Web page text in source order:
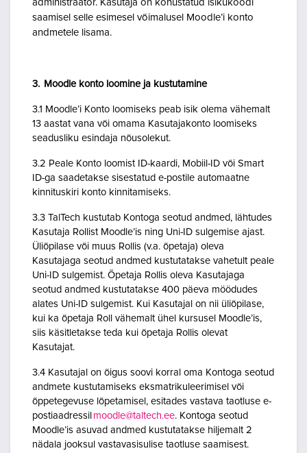
administraator. Kasutaja on kohustatud isikukoodi
saamisel selle esimesel võimalusel Moodle’i konto
andmetele lisama.
3. Moodle konto loomine ja kustutamine
3.1 Moodle’i Konto loomiseks peab isik olema vähemalt
13 aastat vana või omama Kasutajakonto loomiseks
seadusliku esindaja nõusolekut.
3.2 Peale Konto loomist ID-kaardi, Mobiil-ID või Smart
ID-ga saadetakse sisestatud e-postile automaatne
kinnituskiri konto kinnitamiseks.
3.3 TalTech kustutab Kontoga seotud andmed, lähtudes
Kasutaja Rollist Moodle’is ning Uni-ID sulgemise ajast.
Üliõpilase või muus Rollis (v.a. õpetaja) oleva
Kasutajaga seotud andmed kustutatakse vahetult peale
Uni-ID sulgemist. Õpetaja Rollis oleva Kasutajaga
seotud andmed kustutatakse 400 päeva möödudes
alates Uni-ID sulgemist. Kui Kasutajal on nii üliõpilase,
kui ka õpetaja Roll vähemalt ühel kursusel Moodle’is,
siis käsitletakse teda kui õpetaja Rollis olevat
Kasutajat.
3.4 Kasutajal on õigus soovi korral oma Kontoga seotud
andmete kustutamiseks eksmatrikuleerimisel või
õppetegevuse lõpetamisel, esitades vastava taotluse e-
postiaadressil moodle@taltech.ee. Kontoga seotud
Moodle’is asuvad andmed kustutatakse hiljemalt 2
nädala jooksul vastavasisulise taotluse saamisest.